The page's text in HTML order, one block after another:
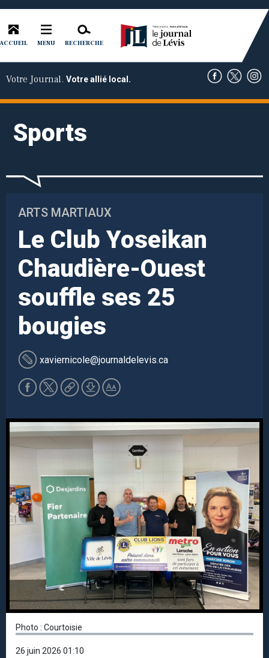
ACCUEIL MENU RECHERCHE
Votre Journal. Votre allié local.
Sports
ARTS MARTIAUX
Le Club Yoseikan
Chaudière-Ouest
souffle ses 25
bougies
xaviernicole@journaldelevis.ca
Photo : Courtoisie
26 juin 2026 01:10